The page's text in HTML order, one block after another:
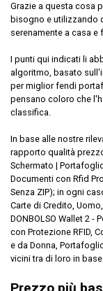
cintura in
tagliarla per
fantastico
vacchetta
tratti di affari
ogni
braccialetto
regalo
per il tuo regalo.
regalo unico
ami il nostro
non sei
motivo, ti
nuova
UTILIZZO
l'anniversario.
fidanzato,
anniversario,
Grazie a questa cosa
bisogno e utilizzando
serenamente a casa
I punti qui indicati li
algoritmo, basato
per miglior fendi
pensano coloro che
classifica.
In base alle nostre
rapporto qualità
Schermato |
Documenti con Rfid
Senza ZIP); in ogni
Carte di Credito,
DONBOLSO Wallet 2
con Protezione RFID,
e da Donna,
vicini tra di loro in